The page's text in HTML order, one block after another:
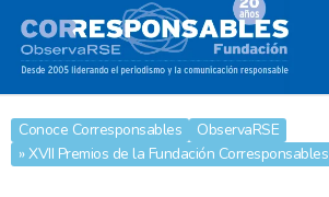
Conoce Corresponsables
ObservaRSE
» XVII Premios de la Fundación Corresponsables